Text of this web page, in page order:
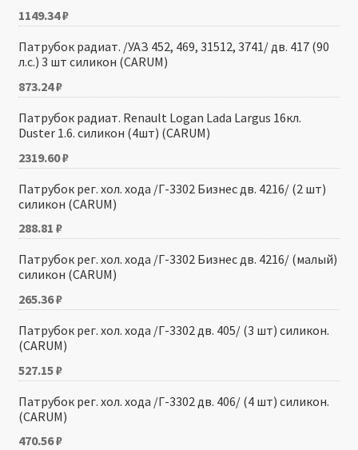
1149.34₽
Патрубок радиат. /УАЗ 452, 469, 31512, 3741/ дв. 417 (90
л.с.) 3 шт силикон (CARUM)
873.24₽
Патрубок радиат. Renault Logan Lada Largus 16кл.
Duster 1.6. силикон (4шт) (CARUM)
2319.60₽
Патрубок рег. хол. хода /Г-3302 Бизнес дв. 4216/ (2 шт)
силикон (CARUM)
288.81 ₽
Патрубок рег. хол. хода /Г-3302 Бизнес дв. 4216/ (малый)
силикон (CARUM)
265.36₽
Патрубок рег. хол. хода /Г-3302 дв. 405/ (3 шт) силикон.
(CARUM)
527.15₽
Патрубок рег. хол. хода /Г-3302 дв. 406/ (4 шт) силикон.
(CARUM)
470.56₽